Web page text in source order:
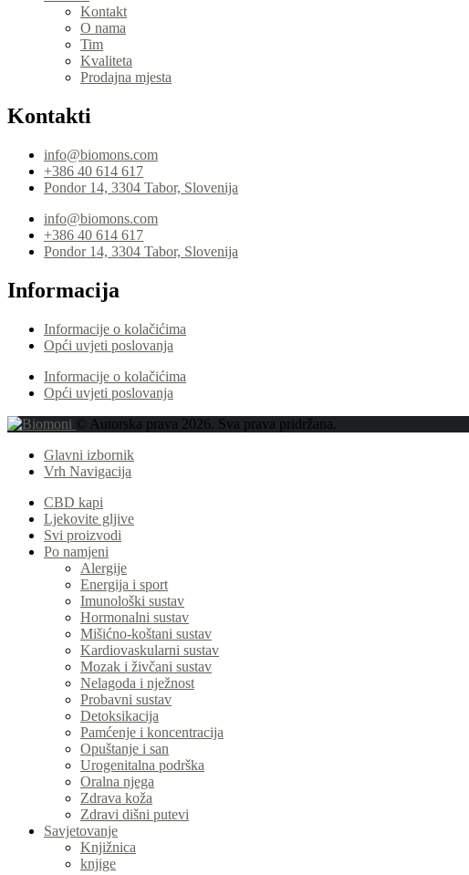
Kontakt
O nama
Tim
Kvaliteta
Prodajna mjesta
Kontakti
info@biomons.com
+386 40 614 617
Pondor 14, 3304 Tabor, Slovenija
info@biomons.com
+386 40 614 617
Pondor 14, 3304 Tabor, Slovenija
Informacija
Informacije o kolačićima
Opći uvjeti poslovanja
Informacije o kolačićima
Opći uvjeti poslovanja
© Autorska prava 2026. Sva prava pridržana.
Glavni izbornik
Vrh Navigacija
CBD kapi
Ljekovite gljive
Svi proizvodi
Po namjeni
Alergije
Energija i sport
Imunološki sustav
Hormonalni sustav
Mišićno-koštani sustav
Kardiovaskularni sustav
Mozak i živčani sustav
Nelagoda i nježnost
Probavni sustav
Detoksikacija
Pamćenje i koncentracija
Opuštanje i san
Urogenitalna podrška
Oralna njega
Zdrava koža
Zdravi dišni putevi
Savjetovanje
Knjižnica
knjige